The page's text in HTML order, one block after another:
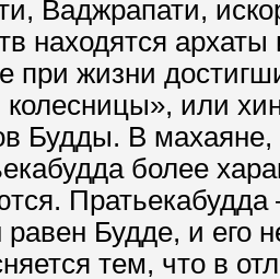
Ваджрапати,
находятся
при жизни
или
Будды. В
более
Пратьекабудда
равен Будде, и его
тем, что в